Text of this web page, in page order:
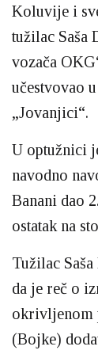
Koluvije i
tužilac Saša
vozača
učestvovao
„Jovanjici“.
U optužnici
navodno
Banani dao
ostatak na
Tužilac
da je reč o
okrivljenom
(Bojke)